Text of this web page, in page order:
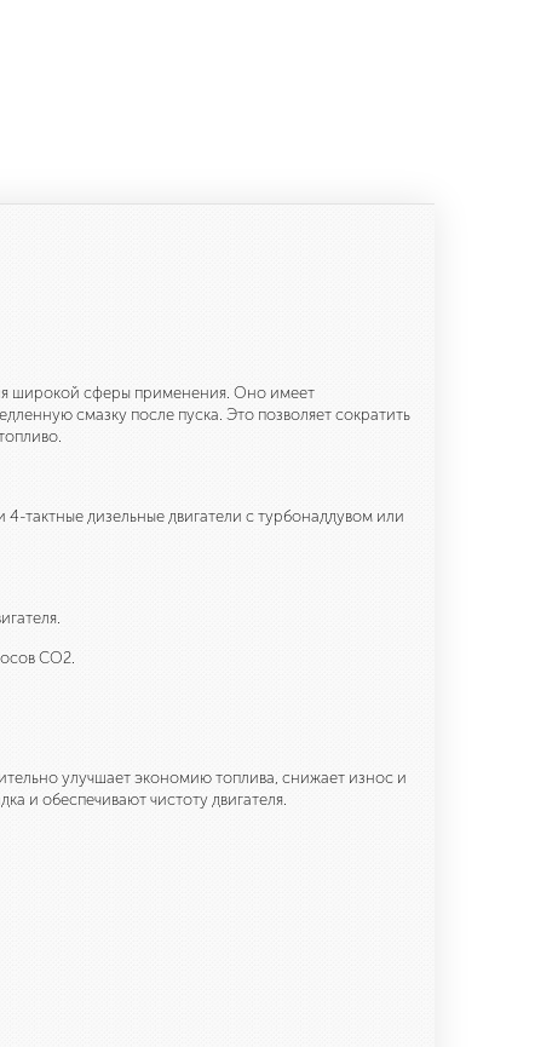
широкой сферы применения. Оно имеет
смазку после пуска. Это позволяет сократить
тактные дизельные двигатели с турбонаддувом или
CO2.
улучшает экономию топлива, снижает износ и
и обеспечивают чистоту двигателя.